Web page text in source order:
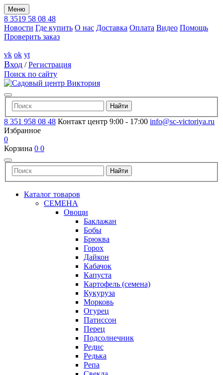
Меню
8 3519 58 08 48
Новости Где купить О нас Доставка Оплата Видео Помощь
Проверить заказ
vk ok yt
Вход /Регистрация
Поиск по сайту
8 351 958 08 48 Контакт центр 9:00 - 17:00 info@sc-victoriya.ru
Избранное
0
Корзина 0 0
Каталог товаров
СЕМЕНА
Овощи
Баклажан
Бобы
Брюква
Горох
Дайкон
Кабачок
Капуста
Картофель (семена)
Кукуруза
Морковь
Огурец
Патиссон
Перец
Подсолнечник
Редис
Редька
Репа